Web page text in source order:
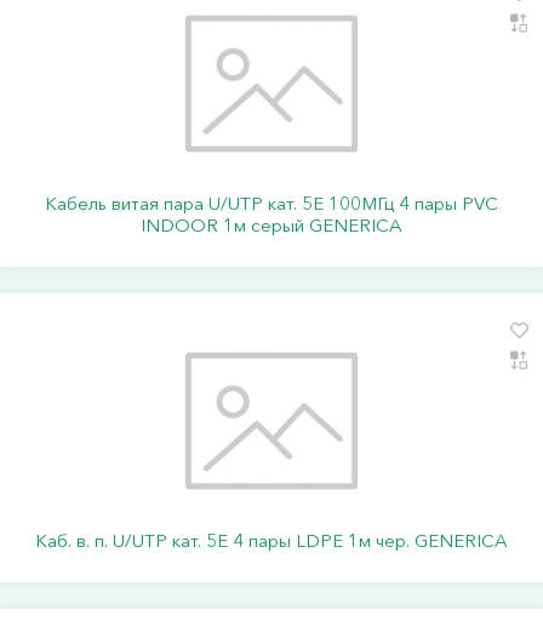
Кабель витая пара U/UTP кат. 5E 100МГц 4 пары PVC
INDOOR 1м серый GENERICA
Каб. в. п. U/UTP кат. 5E 4 пары LDPE 1м чер. GENERICA